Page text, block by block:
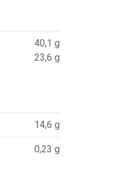
40,1 g
23,6 g
14,6 g
0,23 g